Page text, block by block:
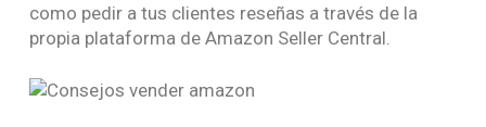
como pedir a tus clientes reseñas a través de la
propia plataforma de Amazon Seller Central.